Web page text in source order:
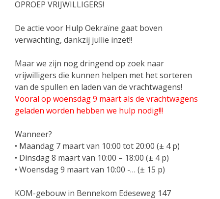
OPROEP VRIJWILLIGERS!
De actie voor Hulp Oekraïne gaat boven
verwachting, dankzij jullie inzet!!
Maar we zijn nog dringend op zoek naar
vrijwilligers die kunnen helpen met het sorteren
van de spullen en laden van de vrachtwagens!
Vooral op woensdag 9 maart als de vrachtwagens
geladen worden hebben we hulp nodig!!!
Wanneer?
• Maandag 7 maart van 10:00 tot 20:00 (± 4 p)
• Dinsdag 8 maart van 10:00 – 18:00 (± 4 p)
• Woensdag 9 maart van 10:00 -… (± 15 p)
KOM-gebouw in Bennekom Edeseweg 147